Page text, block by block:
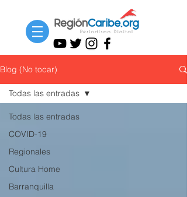
Blog (No tocar)
Todas las entradas
COVID-19
Regionales
Cultura Home
Barranquilla
Todas las entradas